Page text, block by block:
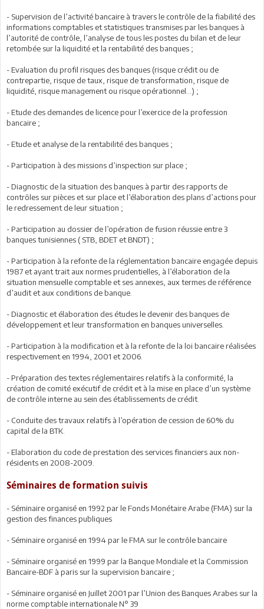
- Supervision de l’activité bancaire à travers le contrôle de la fiabilité des
informations comptables et statistiques transmises par les banques à
l’autorité de contrôle, l’analyse de tous les postes du bilan et de leur
retombée sur la liquidité et la rentabilité des banques ;
- Evaluation du profil risques des banques (risque crédit ou de
contrepartie, risque de taux, risque de transformation, risque de
liquidité, risque management ou risque opérationnel…) ;
- Etude des demandes de licence pour l’exercice de la profession
bancaire ;
- Etude et analyse de la rentabilité des banques ;
- Participation à des missions d’inspection sur place ;
- Diagnostic de la situation des banques à partir des rapports de
contrôles sur pièces et sur place et l’élaboration des plans d’actions pour
le redressement de leur situation ;
- Participation au dossier de l’opération de fusion réussie entre 3
banques tunisiennes ( STB, BDET et BNDT) ;
- Participation à la refonte de la réglementation bancaire engagée depuis
1987 et ayant trait aux normes prudentielles, à l’élaboration de la
situation mensuelle comptable et ses annexes, aux termes de référence
d’audit et aux conditions de banque.
- Diagnostic et élaboration des études le devenir des banques de
développement et leur transformation en banques universelles.
- Participation à la modification et à la refonte de la loi bancaire réalisées
respectivement en 1994, 2001 et 2006.
- Préparation des textes réglementaires relatifs à la conformité, la
création de comité exécutif de crédit et à la mise en place d’un système
de contrôle interne au sein des établissements de crédit.
- Conduite des travaux relatifs à l’opération de cession de 60% du
capital de la BTK.
- Elaboration du code de prestation des services financiers aux non-
résidents en 2008-2009.
Séminaires de formation suivis
- Séminaire organisé en 1992 par le Fonds Monétaire Arabe (FMA) sur la
gestion des finances publiques
- Séminaire organisé en 1994 par le FMA sur le contrôle bancaire
- Séminaire organisé en 1999 par la Banque Mondiale et la Commission
Bancaire-BDF à paris sur la supervision bancaire ;
- Séminaire organisé en Juillet 2001 par l’Union des Banques Arabes sur la
norme comptable internationale N° 39